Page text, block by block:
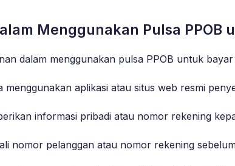
Menggunakan Pulsa PPOB
dalam menggunakan pulsa PPOB untuk
menggunakan aplikasi atau situs web resmi
informasi pribadi atau nomor rekening
nomor pelanggan atau nomor rekening